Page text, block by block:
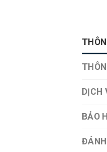
DỊCH
BẢO